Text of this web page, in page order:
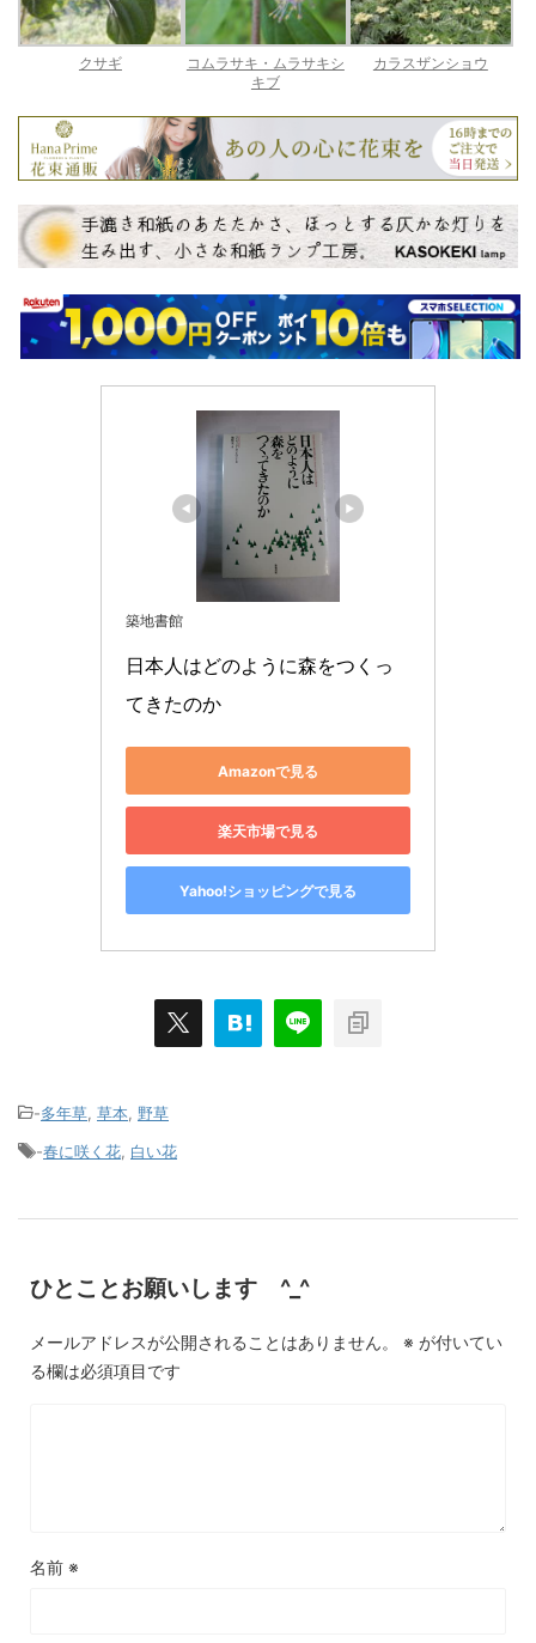
クサギ
コムラサキ・ムラサキシ
キブ
カラスザンショウ
築地書館
日本人はどのように森をつくっ
てきたのか
Amazonで見る
楽天市場で見る
Yahoo!ショッピングで見る
-多年草 草本 野草
-春に咲く花 白い花
ひとことお願いします ^_^
メールアドレスが公開されることはありません。 ※ が付いてい
る欄は必須項目です
名前 ※